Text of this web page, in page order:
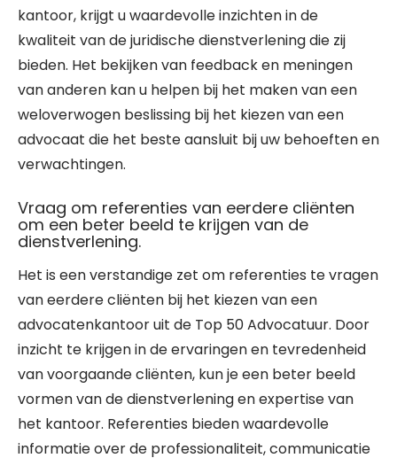
kantoor, krijgt u waardevolle inzichten in de
kwaliteit van de juridische dienstverlening die zij
bieden. Het bekijken van feedback en meningen
van anderen kan u helpen bij het maken van een
weloverwogen beslissing bij het kiezen van een
advocaat die het beste aansluit bij uw behoeften en
verwachtingen.
Vraag om referenties van eerdere cliënten
om een beter beeld te krijgen van de
dienstverlening.
Het is een verstandige zet om referenties te vragen
van eerdere cliënten bij het kiezen van een
advocatenkantoor uit de Top 50 Advocatuur. Door
inzicht te krijgen in de ervaringen en tevredenheid
van voorgaande cliënten, kun je een beter beeld
vormen van de dienstverlening en expertise van
het kantoor. Referenties bieden waardevolle
informatie over de professionaliteit, communicatie